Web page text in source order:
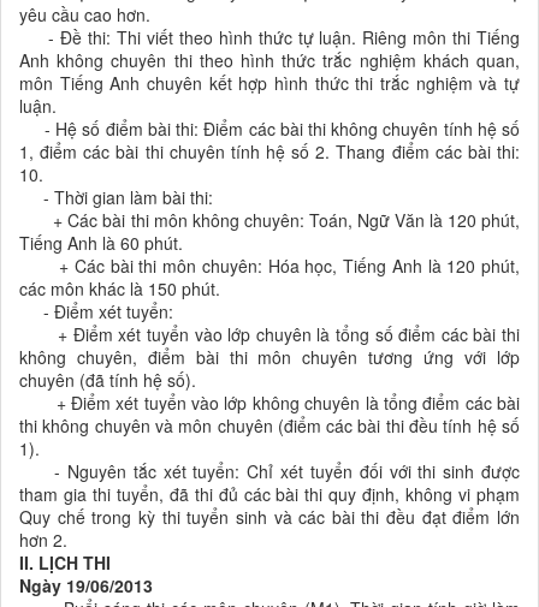
yêu cầu cao hơn.
- Đề thi: Thi viết theo hình thức tự luận. Riêng môn thi Tiếng
Anh không chuyên thi theo hình thức trắc nghiệm khách quan,
môn Tiếng Anh chuyên kết hợp hình thức thi trắc nghiệm và tự
luận.
- Hệ số điểm bài thi: Điểm các bài thi không chuyên tính hệ số
1, điểm các bài thi chuyên tính hệ số 2. Thang điểm các bài thi:
10.
- Thời gian làm bài thi:
+ Các bài thi môn không chuyên: Toán, Ngữ Văn là 120 phút,
Tiếng Anh là 60 phút.
+ Các bài thi môn chuyên: Hóa học, Tiếng Anh là 120 phút,
các môn khác là 150 phút.
- Điểm xét tuyển:
+ Điểm xét tuyển vào lớp chuyên là tổng số điểm các bài thi
không chuyên, điểm bài thi môn chuyên tương ứng với lớp
chuyên (đã tính hệ số).
+ Điểm xét tuyển vào lớp không chuyên là tổng điểm các bài
thi không chuyên và môn chuyên (điểm các bài thi đều tính hệ số
1).
- Nguyên tắc xét tuyển: Chỉ xét tuyển đối với thi sinh được
tham gia thi tuyển, đã thi đủ các bài thi quy định, không vi phạm
Quy chế trong kỳ thi tuyển sinh và các bài thi đều đạt điểm lớn
hơn 2.
II. LỊCH THI
Ngày 19/06/2013